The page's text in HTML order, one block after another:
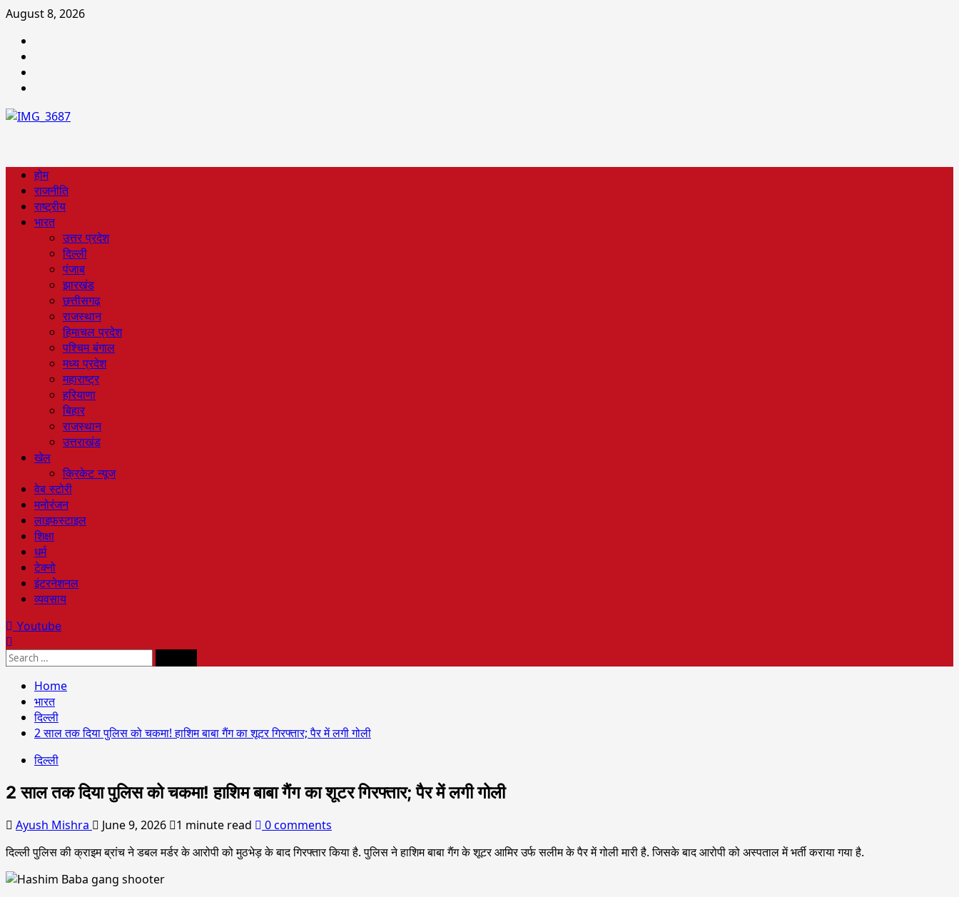
August 8, 2026
होम
राजनीति
राष्ट्रीय
भारत
उत्तर प्रदेश
दिल्ली
पंजाब
झारखंड
छत्तीसगढ़
राजस्थान
हिमाचल प्रदेश
पश्चिम बंगाल
मध्य प्रदेश
महाराष्ट्र
हरियाणा
बिहार
राजस्थान
उत्तराखंड
खेल
क्रिकेट न्यूज
वेब स्टोरी
मनोरंजन
लाइफस्टाइल
शिक्षा
धर्म
टेक्नो
इंटरनेशनल
व्यवसाय
Youtube
Home
भारत
दिल्ली
2 साल तक दिया पुलिस को चकमा! हाशिम बाबा गैंग का शूटर गिरफ्तार; पैर में लगी गोली
दिल्ली
2 साल तक दिया पुलिस को चकमा! हाशिम बाबा गैंग का शूटर गिरफ्तार; पैर में लगी गोली
Ayush Mishra June 9, 2026 1 minute read
0 comments
दिल्ली पुलिस की क्राइम ब्रांच ने डबल मर्डर के आरोपी को मुठभेड़ के बाद गिरफ्तार किया है. पुलिस ने हाशिम बाबा गैंग के शूटर आमिर उर्फ सलीम के पैर में गोली मारी है. जिसके बाद आरोपी को अस्पताल में भर्ती कराया गया है.